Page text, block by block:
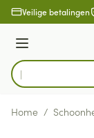
Ga naar de inhoud
Veilige betalingen
Menu
Product, merk,
Home /